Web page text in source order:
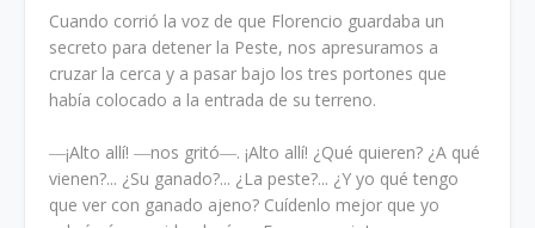
Cuando corrió la voz de que Florencio guardaba un
secreto para detener la Peste, nos apresuramos a
cruzar la cerca y a pasar bajo los tres portones que
había colocado a la entrada de su terreno.
―¡Alto allí! ―nos gritó―. ¡Alto allí! ¿Qué quieren? ¿A qué
vienen?... ¿Su ganado?... ¿La peste?... ¿Y yo qué tengo
que ver con ganado ajeno? Cuídenlo mejor que yo